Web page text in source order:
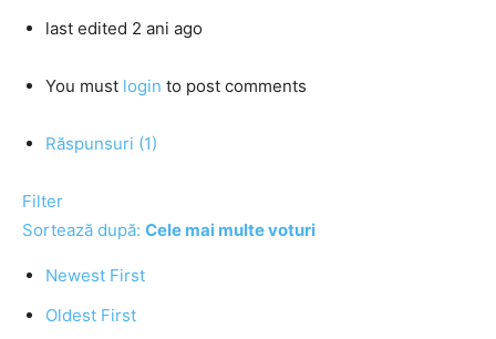
last edited 2 ani ago
You must login to post comments
Răspunsuri (1)
Filter
Sortează după: Cele mai multe voturi
Newest First
Oldest First